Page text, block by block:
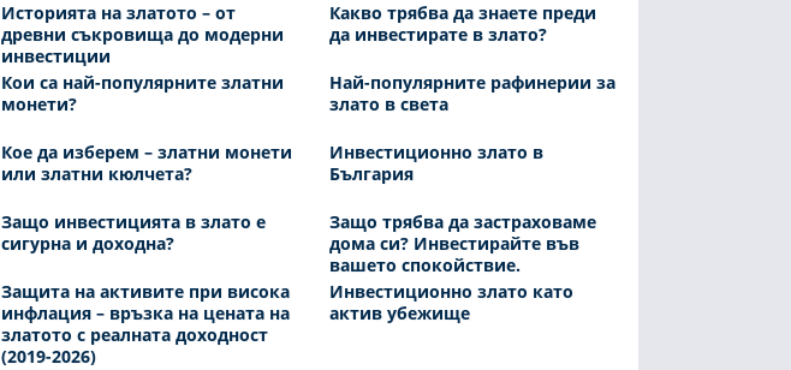
Историята на златото – от
древни съкровища до модерни
инвестиции
Какво трябва да знаете преди
да инвестирате в злато?
Кои са най-популярните златни
монети?
Най-популярните рафинерии за
злато в света
Кое да изберем – златни монети
или златни кюлчета?
Инвестиционно злато в
България
Защо инвестицията в злато е
сигурна и доходна?
Защо трябва да застраховаме
дома си? Инвестирайте във
вашето спокойствие.
Защита на активите при висока
инфлация – връзка на цената на
златото с реалната доходност
(2019-2026)
Инвестиционно злато като
актив убежище